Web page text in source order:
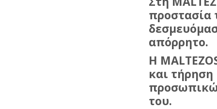
προστασία
απόρρητο.
H
και
του.